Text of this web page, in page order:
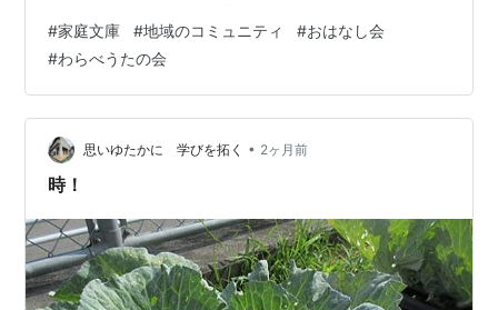
00～13：30 ③14：00～14：30 7/18（土）13：30～
やかまし村文庫１階和室にて【丸山おはなしの会】 14：
30～【大きい子のこわいお話会】 7/23（木）法典公民館
「ぽんぽこ広場」 絵本とわらべうたの紹介をします。 申
し込みは、法典…
#家庭文庫 #地域のコミュニティ #おはなし会
#わらべうたの会
思いゆたかに 学びを拓く • 2ヶ月前
時！